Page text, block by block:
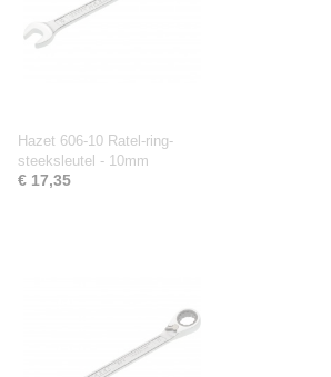
Hazet 606-10 Ratel-ring-
steeksleutel - 10mm
€ 17,35